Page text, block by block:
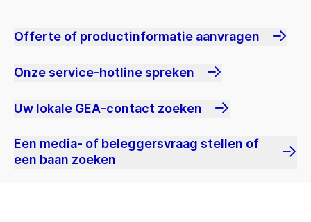
Offerte of productinformatie aanvragen
Onze service-hotline spreken
Uw lokale GEA-contact zoeken
Een media- of beleggersvraag stellen of
een baan zoeken